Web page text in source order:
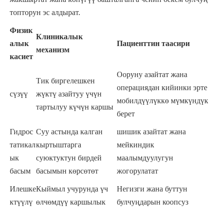
топторун эс алдырат.
Физик
алык
касиет
Клиникалык
механизм
Пациенттин таасири
сүзүү
Тик биргелешкен
жүктү азайтуу үчүн
тартылуу күчүн каршы
Ооруну азайтат жана
операциядан кийинки эрте
мобилдүүлүккө мүмкүндүк
берет
Гидрос
татикал
ык
басым
Суу астында калган
кыртыштарга
суюктуктун бирдей
басымын көрсөтөт
шишик азайтат жана
мейкиндик
маалымдуулугун
жогорулатат
Илешке
ктүүлү
Кыймыл учурунда үч
өлчөмдүү каршылык
Негизги жана буттун
булчуңдарын коопсуз